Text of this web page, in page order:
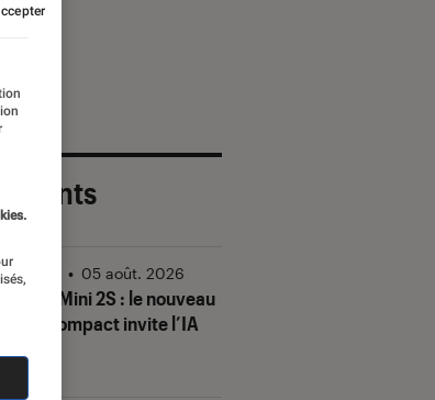
DJI Mic Mini 2S : le nouveau
micro compact invite l’IA
Vidéo • 05 août. 2026